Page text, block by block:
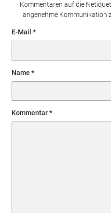
Kommentaren auf die
angenehme Kommunikation
E-Mail
Name
Kommentar